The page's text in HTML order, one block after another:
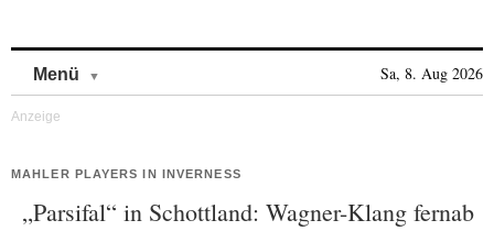
Menü Sa, 8. Aug 2026
MAHLER PLAYERS IN INVERNESS
„Parsifal“ in Schottland: Wagner-Klang fernab